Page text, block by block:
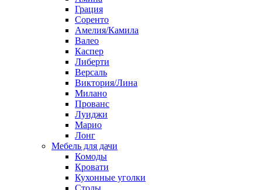
Грация
Соренто
Амелия/Камила
Валео
Каспер
Либерти
Версаль
Виктория/Лина
Милано
Прованс
Луиджи
Марио
Лонг
Мебель для дачи
Комоды
Кровати
Кухонные уголки
Столы